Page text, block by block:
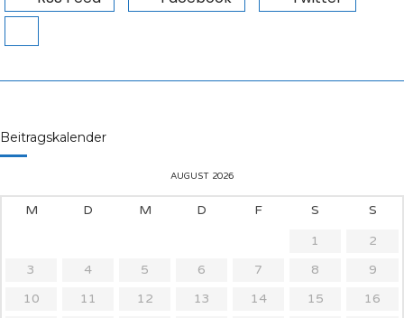
Beitragskalender
AUGUST 2026
M D M D F S
S
1
2
3
4 5 6 7 8
9
10
11 12 13 14 15
16